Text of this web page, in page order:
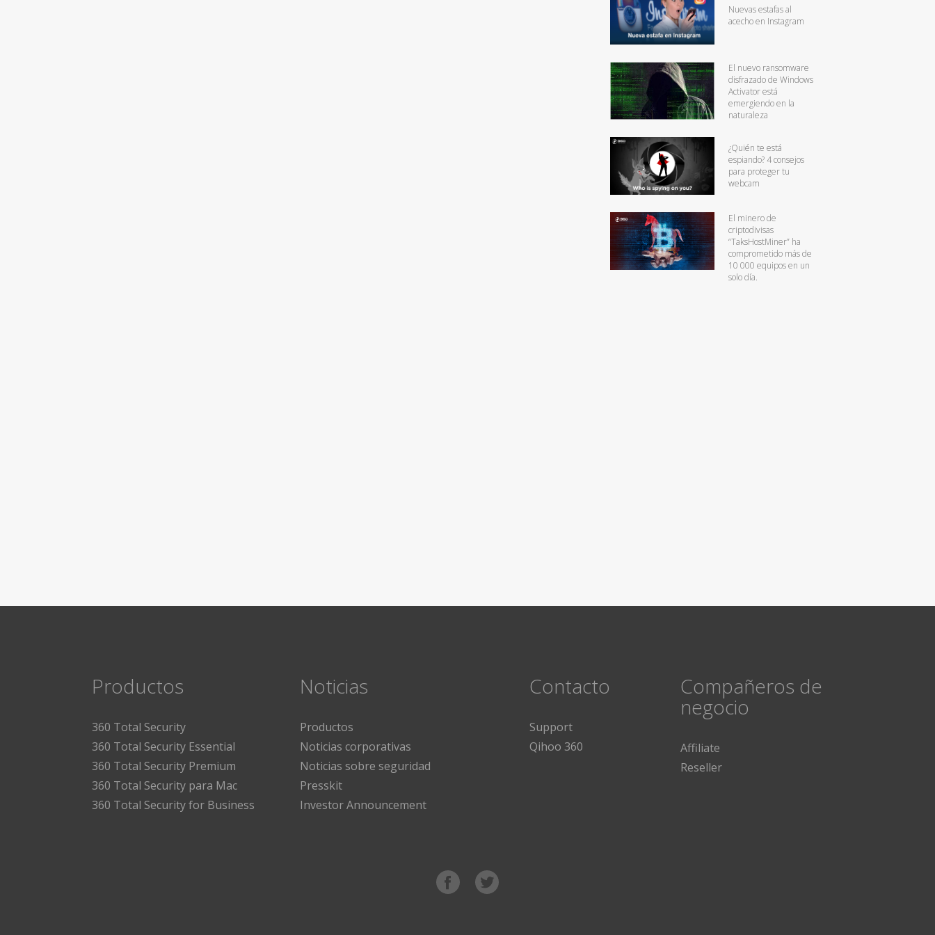
Nuevas estafas al
acecho en Instagram
El nuevo ransomware
disfrazado de Windows
Activator está
emergiendo en la
naturaleza
¿Quién te está
espiando? 4 consejos
para proteger tu
webcam
El minero de
criptodivisas
“TaksHostMiner” ha
comprometido más de
10 000 equipos en un
solo día.
Productos
360 Total Security
360 Total Security Essential
360 Total Security Premium
360 Total Security para Mac
360 Total Security for Business
Noticias
Productos
Noticias corporativas
Noticias sobre seguridad
Presskit
Investor Announcement
Contacto
Support
Qihoo 360
Compañeros de
negocio
Affiliate
Reseller